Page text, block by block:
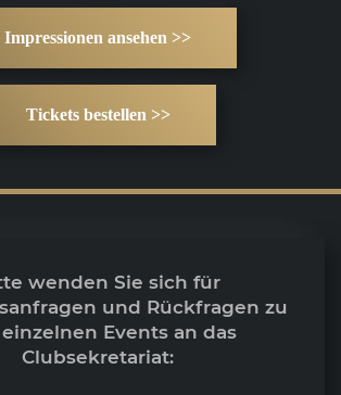
Impressionen ansehen >>
Tickets bestellen >>
wenden Sie sich für
und Rückfragen zu
Events an das
Clubsekretariat: